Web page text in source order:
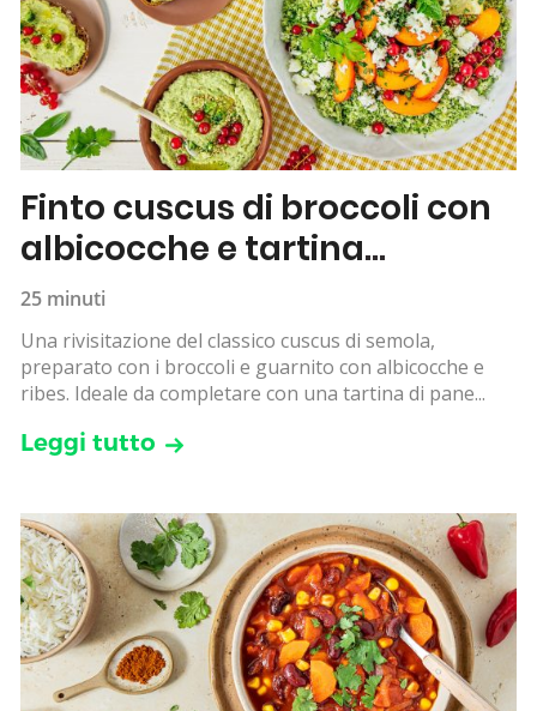
Finto cuscus di broccoli con
albicocche e tartina
all’hummus
25 minuti
Una rivisitazione del classico cuscus di semola,
preparato con i broccoli e guarnito con albicocche e
ribes. Ideale da completare con una tartina di pane...
Leggi tutto